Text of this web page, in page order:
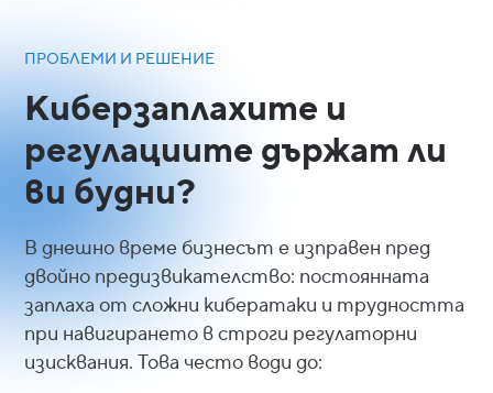
ПРОБЛЕМИ И РЕШЕНИЕ
Киберзаплахите и
регулациите държат ли
ви будни?
В днешно време бизнесът е изправен пред
двойно предизвикателство: постоянната
заплаха от сложни кибератаки и трудността
при навигирането в строги регулаторни
изисквания. Това често води до: